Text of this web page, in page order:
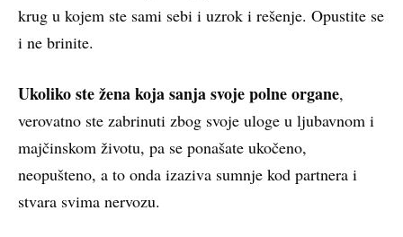
krug u kojem ste sami sebi i uzrok i rešenje. Opustite se
i ne brinite.
Ukoliko ste žena koja sanja svoje polne organe,
verovatno ste zabrinuti zbog svoje uloge u ljubavnom i
majčinskom životu, pa se ponašate ukočeno,
neopušteno, a to onda izaziva sumnje kod partnera i
stvara svima nervozu.